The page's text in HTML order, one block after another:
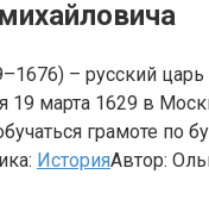
– русский царь
марта 1629 в
грамоте по
ИсторияАвтор: